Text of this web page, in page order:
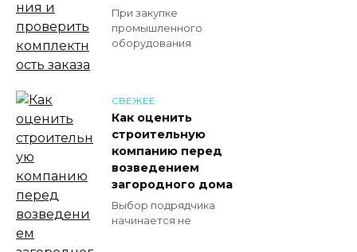
При закупке
промышленного
оборудования
СВЕЖЕЕ
Как оценить
строительную
компанию перед
возведением
загородного дома
Выбор подрядчика
начинается не